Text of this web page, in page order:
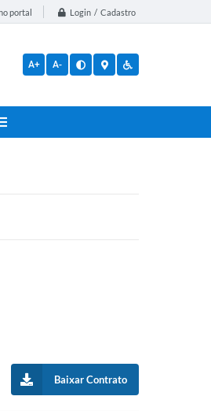
portal Login / Cadastro
A+ A-
Baixar Contrato